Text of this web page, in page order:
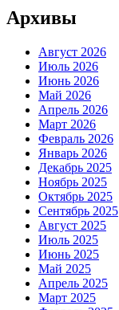
Архивы
Август 2026
Июль 2026
Июнь 2026
Май 2026
Апрель 2026
Март 2026
Февраль 2026
Январь 2026
Декабрь 2025
Ноябрь 2025
Октябрь 2025
Сентябрь 2025
Август 2025
Июль 2025
Июнь 2025
Май 2025
Апрель 2025
Март 2025